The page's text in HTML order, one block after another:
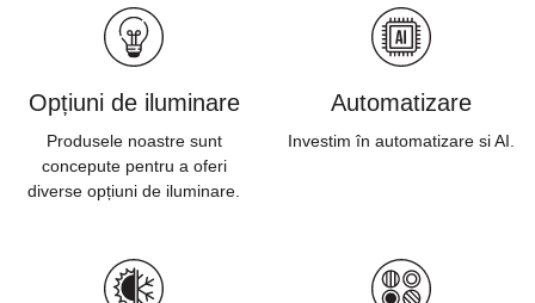
Opțiuni de iluminare
Produsele noastre sunt
concepute pentru a oferi
diverse opțiuni de iluminare.
Automatizare
Investim în automatizare si AI.